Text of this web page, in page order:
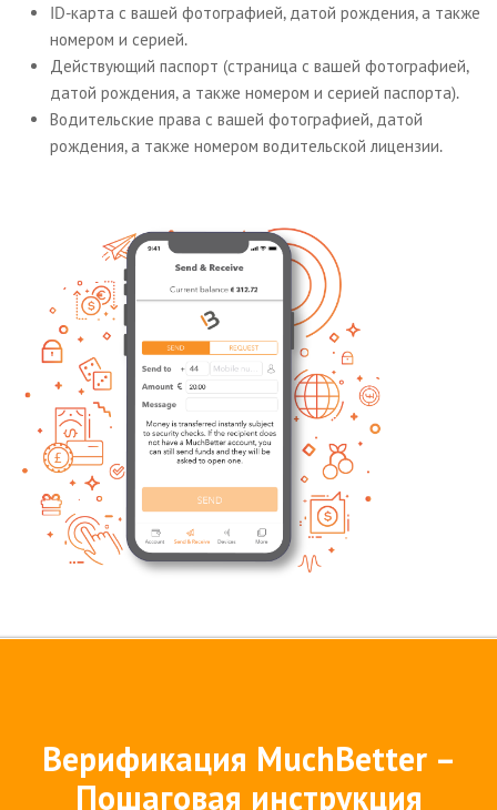
ID-карта с вашей фотографией, датой рождения, а также
номером и серией.
Действующий паспорт (страница с вашей фотографией,
датой рождения, а также номером и серией паспорта).
Водительские права с вашей фотографией, датой
рождения, а также номером водительской лицензии.
Верификация MuchBetter –
Пошаговая инструкция